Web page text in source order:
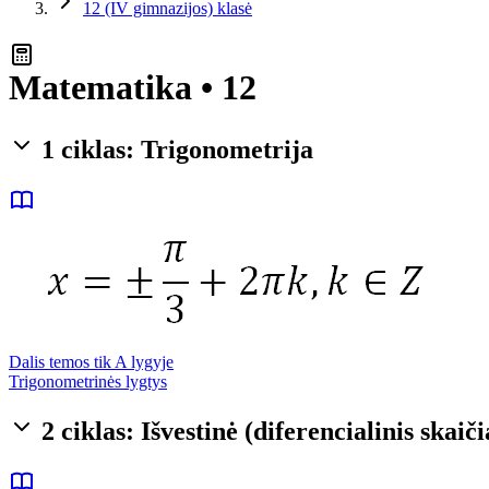
12 (IV gimnazijos) klasė
Matematika • 12
1 ciklas: Trigonometrija
Dalis temos tik A lygyje
Trigonometrinės lygtys
2 ciklas: Išvestinė (diferencialinis